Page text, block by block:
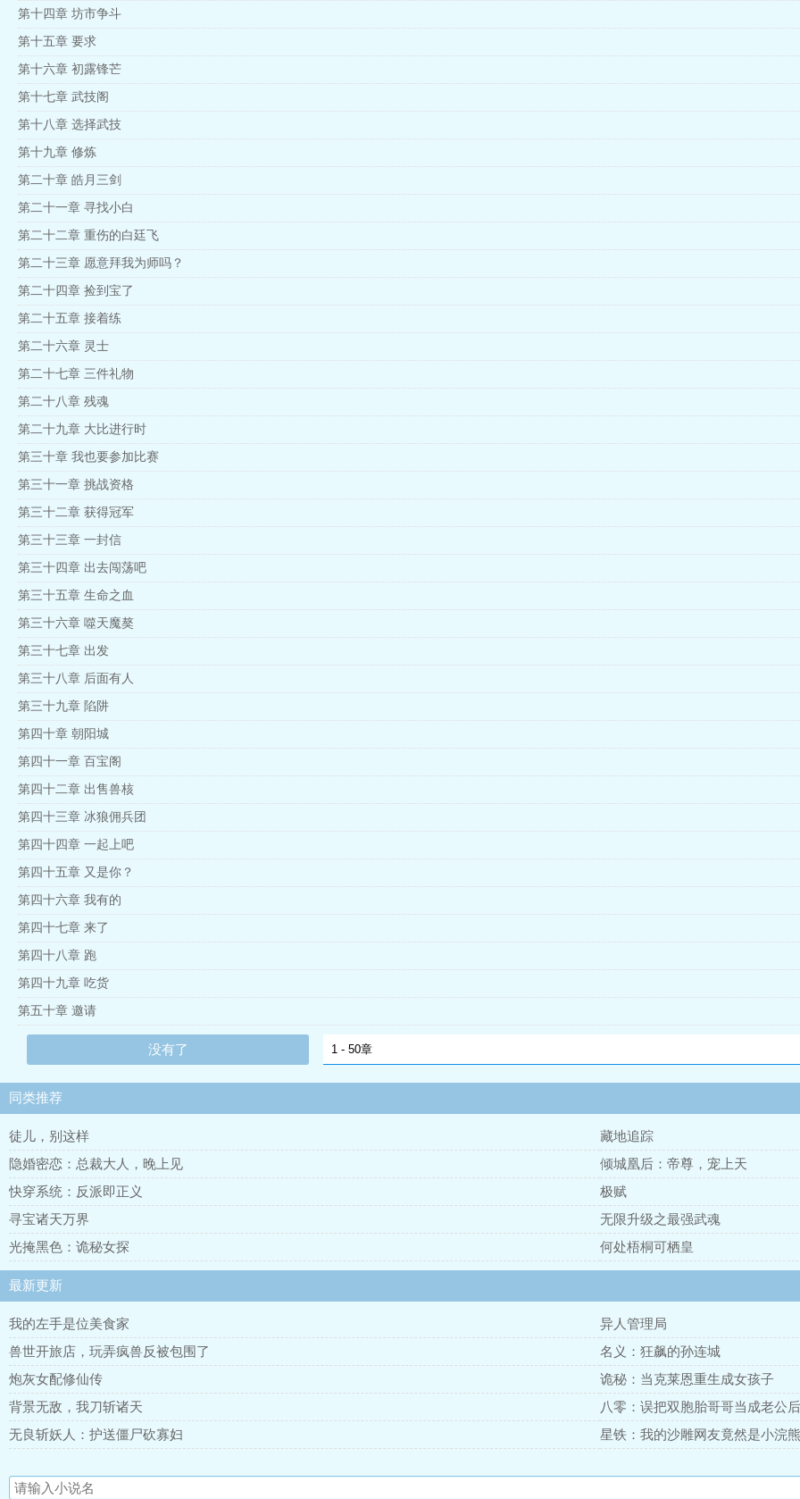
第十四章 坊市争斗
第十五章 要求
第十六章 初露锋芒
第十七章 武技阁
第十八章 选择武技
第十九章 修炼
第二十章 皓月三剑
第二十一章 寻找小白
第二十二章 重伤的白廷飞
第二十三章 愿意拜我为师吗？
第二十四章 捡到宝了
第二十五章 接着练
第二十六章 灵士
第二十七章 三件礼物
第二十八章 残魂
第二十九章 大比进行时
第三十章 我也要参加比赛
第三十一章 挑战资格
第三十二章 获得冠军
第三十三章 一封信
第三十四章 出去闯荡吧
第三十五章 生命之血
第三十六章 噬天魔獒
第三十七章 出发
第三十八章 后面有人
第三十九章 陷阱
第四十章 朝阳城
第四十一章 百宝阁
第四十二章 出售兽核
第四十三章 冰狼佣兵团
第四十四章 一起上吧
第四十五章 又是你？
第四十六章 我有的
第四十七章 来了
第四十八章 跑
第四十九章 吃货
第五十章 邀请
没有了
同类推荐
徒儿，别这样
藏地追踪
隐婚密恋：总裁大人，晚上见
倾城凰后：帝尊，宠上天
快穿系统：反派即正义
极赋
寻宝诸天万界
无限升级之最强武魂
光掩黑色：诡秘女探
何处梧桐可栖皇
最新更新
我的左手是位美食家
异人管理局
兽世开旅店，玩弄疯兽反被包围了
名义：狂飙的孙连城
炮灰女配修仙传
诡秘：当克莱恩重生成女孩子
背景无敌，我刀斩诸天
八零：误把双胞胎哥哥当成老公
无良斩妖人：护送僵尸砍寡妇
星铁：我的沙雕网友竟然是小浣熊